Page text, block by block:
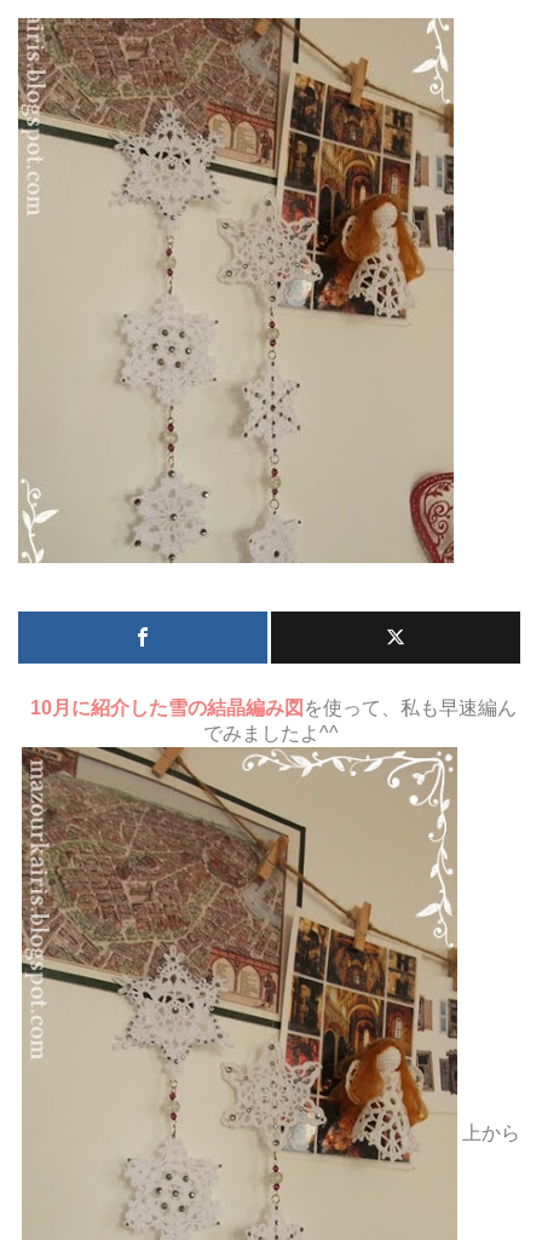
10月に紹介した雪の結晶編み図 を使って、私も早速編ん
でみましたよ^^
上から